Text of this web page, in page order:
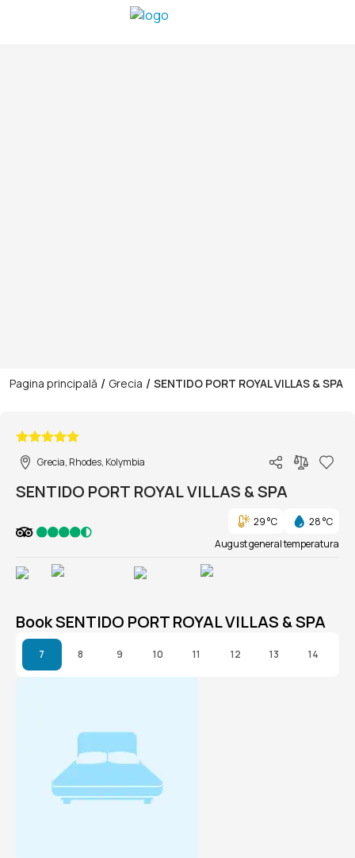
Pagina principală / Grecia / SENTIDO PORT ROYAL VILLAS & SPA
Grecia, Rhodes, Kolymbia
SENTIDO PORT ROYAL VILLAS & SPA
29 °C
28 °C
August general temperatura
Book SENTIDO PORT ROYAL VILLAS & SPA
7 8 9 10 11 12 13 14